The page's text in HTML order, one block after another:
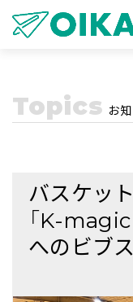
Topics お
バスケッ
「K-
へのビブ